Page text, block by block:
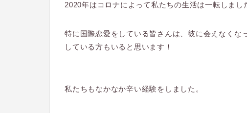
2020年はコロナによって私たちの生活は一転しまし
特に国際恋愛をしている皆さんは、彼に会えなくな
している方もいると思います！
私たちもなかなか辛い経験をしました。